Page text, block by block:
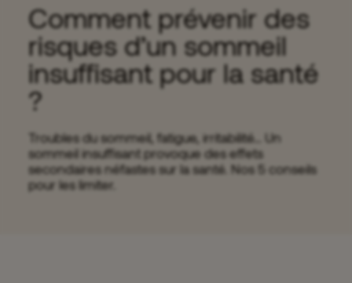
Comment prévenir des
risques d’un sommeil
insuffisant pour la santé
?
Troubles du sommeil, fatigue, irritabilité… Un
sommeil insuffisant provoque des effets
secondaires néfastes sur la santé. Nos 5 conseils
pour les limiter.